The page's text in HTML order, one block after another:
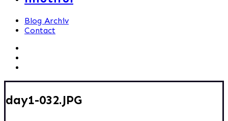
Blog Archiv
Contact
day1-032.JPG